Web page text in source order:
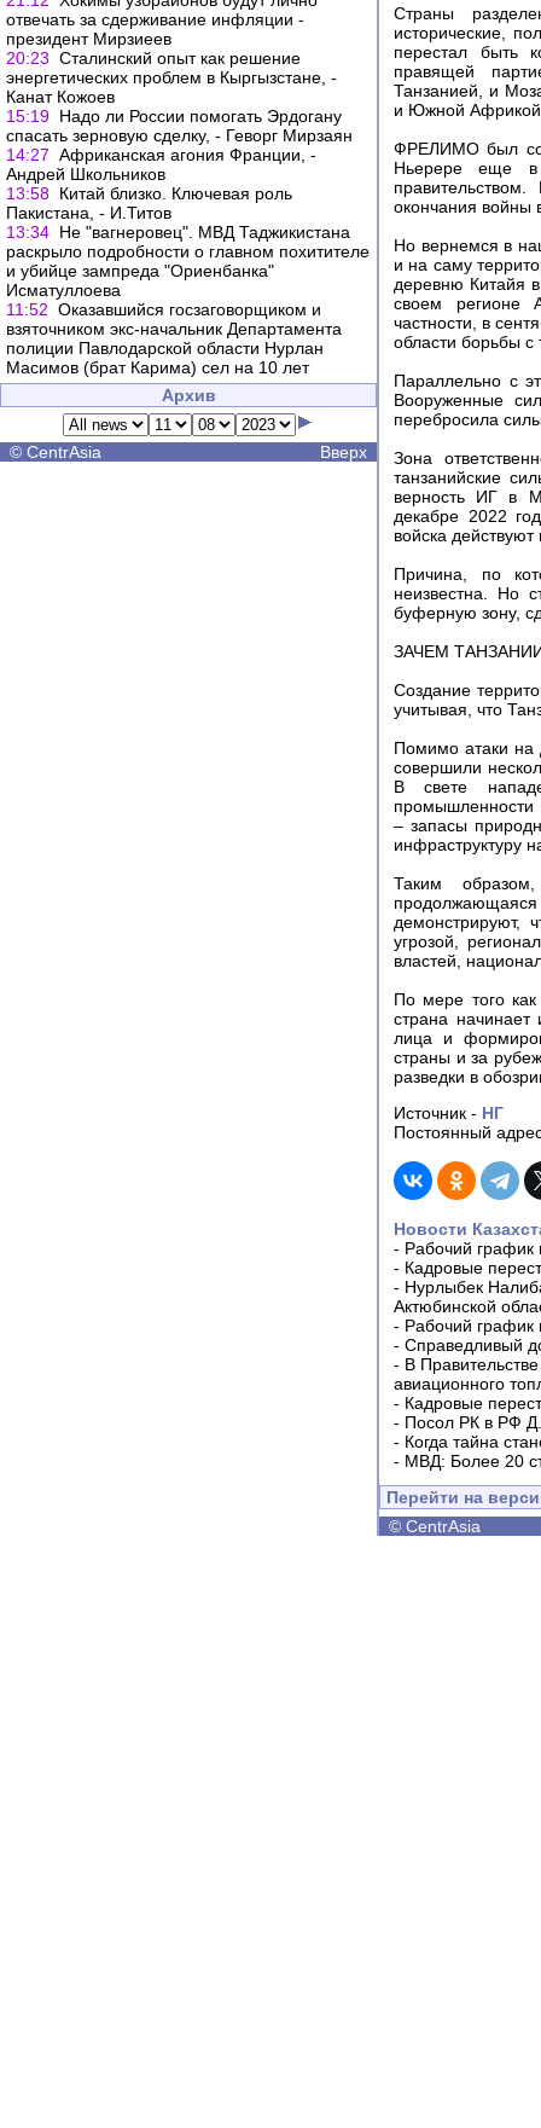
отвечать за сдерживание инфляции -
президент Мирзиеев
20:23 Сталинский опыт как решение
энергетических проблем в Кыргызстане, -
Канат Кожоев
15:19 Надо ли России помогать Эрдогану
спасать зерновую сделку, - Геворг Мирзаян
14:27 Африканская агония Франции, -
Андрей Школьников
13:58 Китай близко. Ключевая роль
Пакистана, - И.Титов
13:34 Не "вагнеровец". МВД Таджикистана
раскрыло подробности о главном похитителе
и убийце зампреда "Ориенбанка"
Исматуллоева
11:52 Оказавшийся госзаговорщиком и
взяточником экс-начальник Департамента
полиции Павлодарской области Нурлан
Масимов (брат Карима) сел на 10 лет
Архив
© CentrAsia Вверх
Страны
исторические,
перестал быть
правящей
Танзанией, и
и Южной
ФРЕЛИМО был
Ньерере еще в
окончания войны
Но вернемся в
и на саму
деревню Китайя
своем регионе
частности, в
области борьбы
Параллельно с
Вооруженные
перебросила
Зона
танзанийские
верность ИГ в
декабре 2022
войска
Причина, по
неизвестна. Но
буферную зону,
ЗАЧЕМ
Создание
учитывая, что
Помимо атаки на
совершили
В свете
промышленности
– запасы
инфраструктуру
Таким
демонстрируют,
угрозой,
властей,
По мере того
страна начинает
лица и
страны и за
разведки в
Источник - НГ
Постоянный
Новости
- Рабочий график
- Кадровые
- Нурлыбек
Актюбинской
- Рабочий график
- Справедливый
- В
авиационного
- Кадровые
- Посол РК в РФ
- Когда тайна
- МВД: Более 20
Перейти на
© CentrAsia